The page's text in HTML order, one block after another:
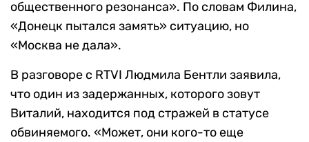
общественного резонанса». По словам Филина,
«Донецк пытался замять» ситуацию, но
«Москва не дала».
В разговоре с RTVI Людмила Бентли заявила,
что один из задержанных, которого зовут
Виталий, находится под стражей в статусе
обвиняемого. «Может, они кого-то еще